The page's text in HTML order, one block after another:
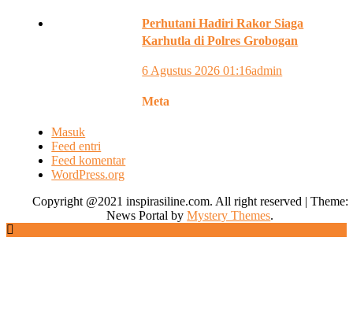
Perhutani Hadiri Rakor Siaga
Karhutla di Polres Grobogan
6 Agustus 2026 01:16admin
Meta
Masuk
Feed entri
Feed komentar
WordPress.org
Copyright @2021 inspirasiline.com. All right reserved | Theme:
News Portal byMystery Themes.